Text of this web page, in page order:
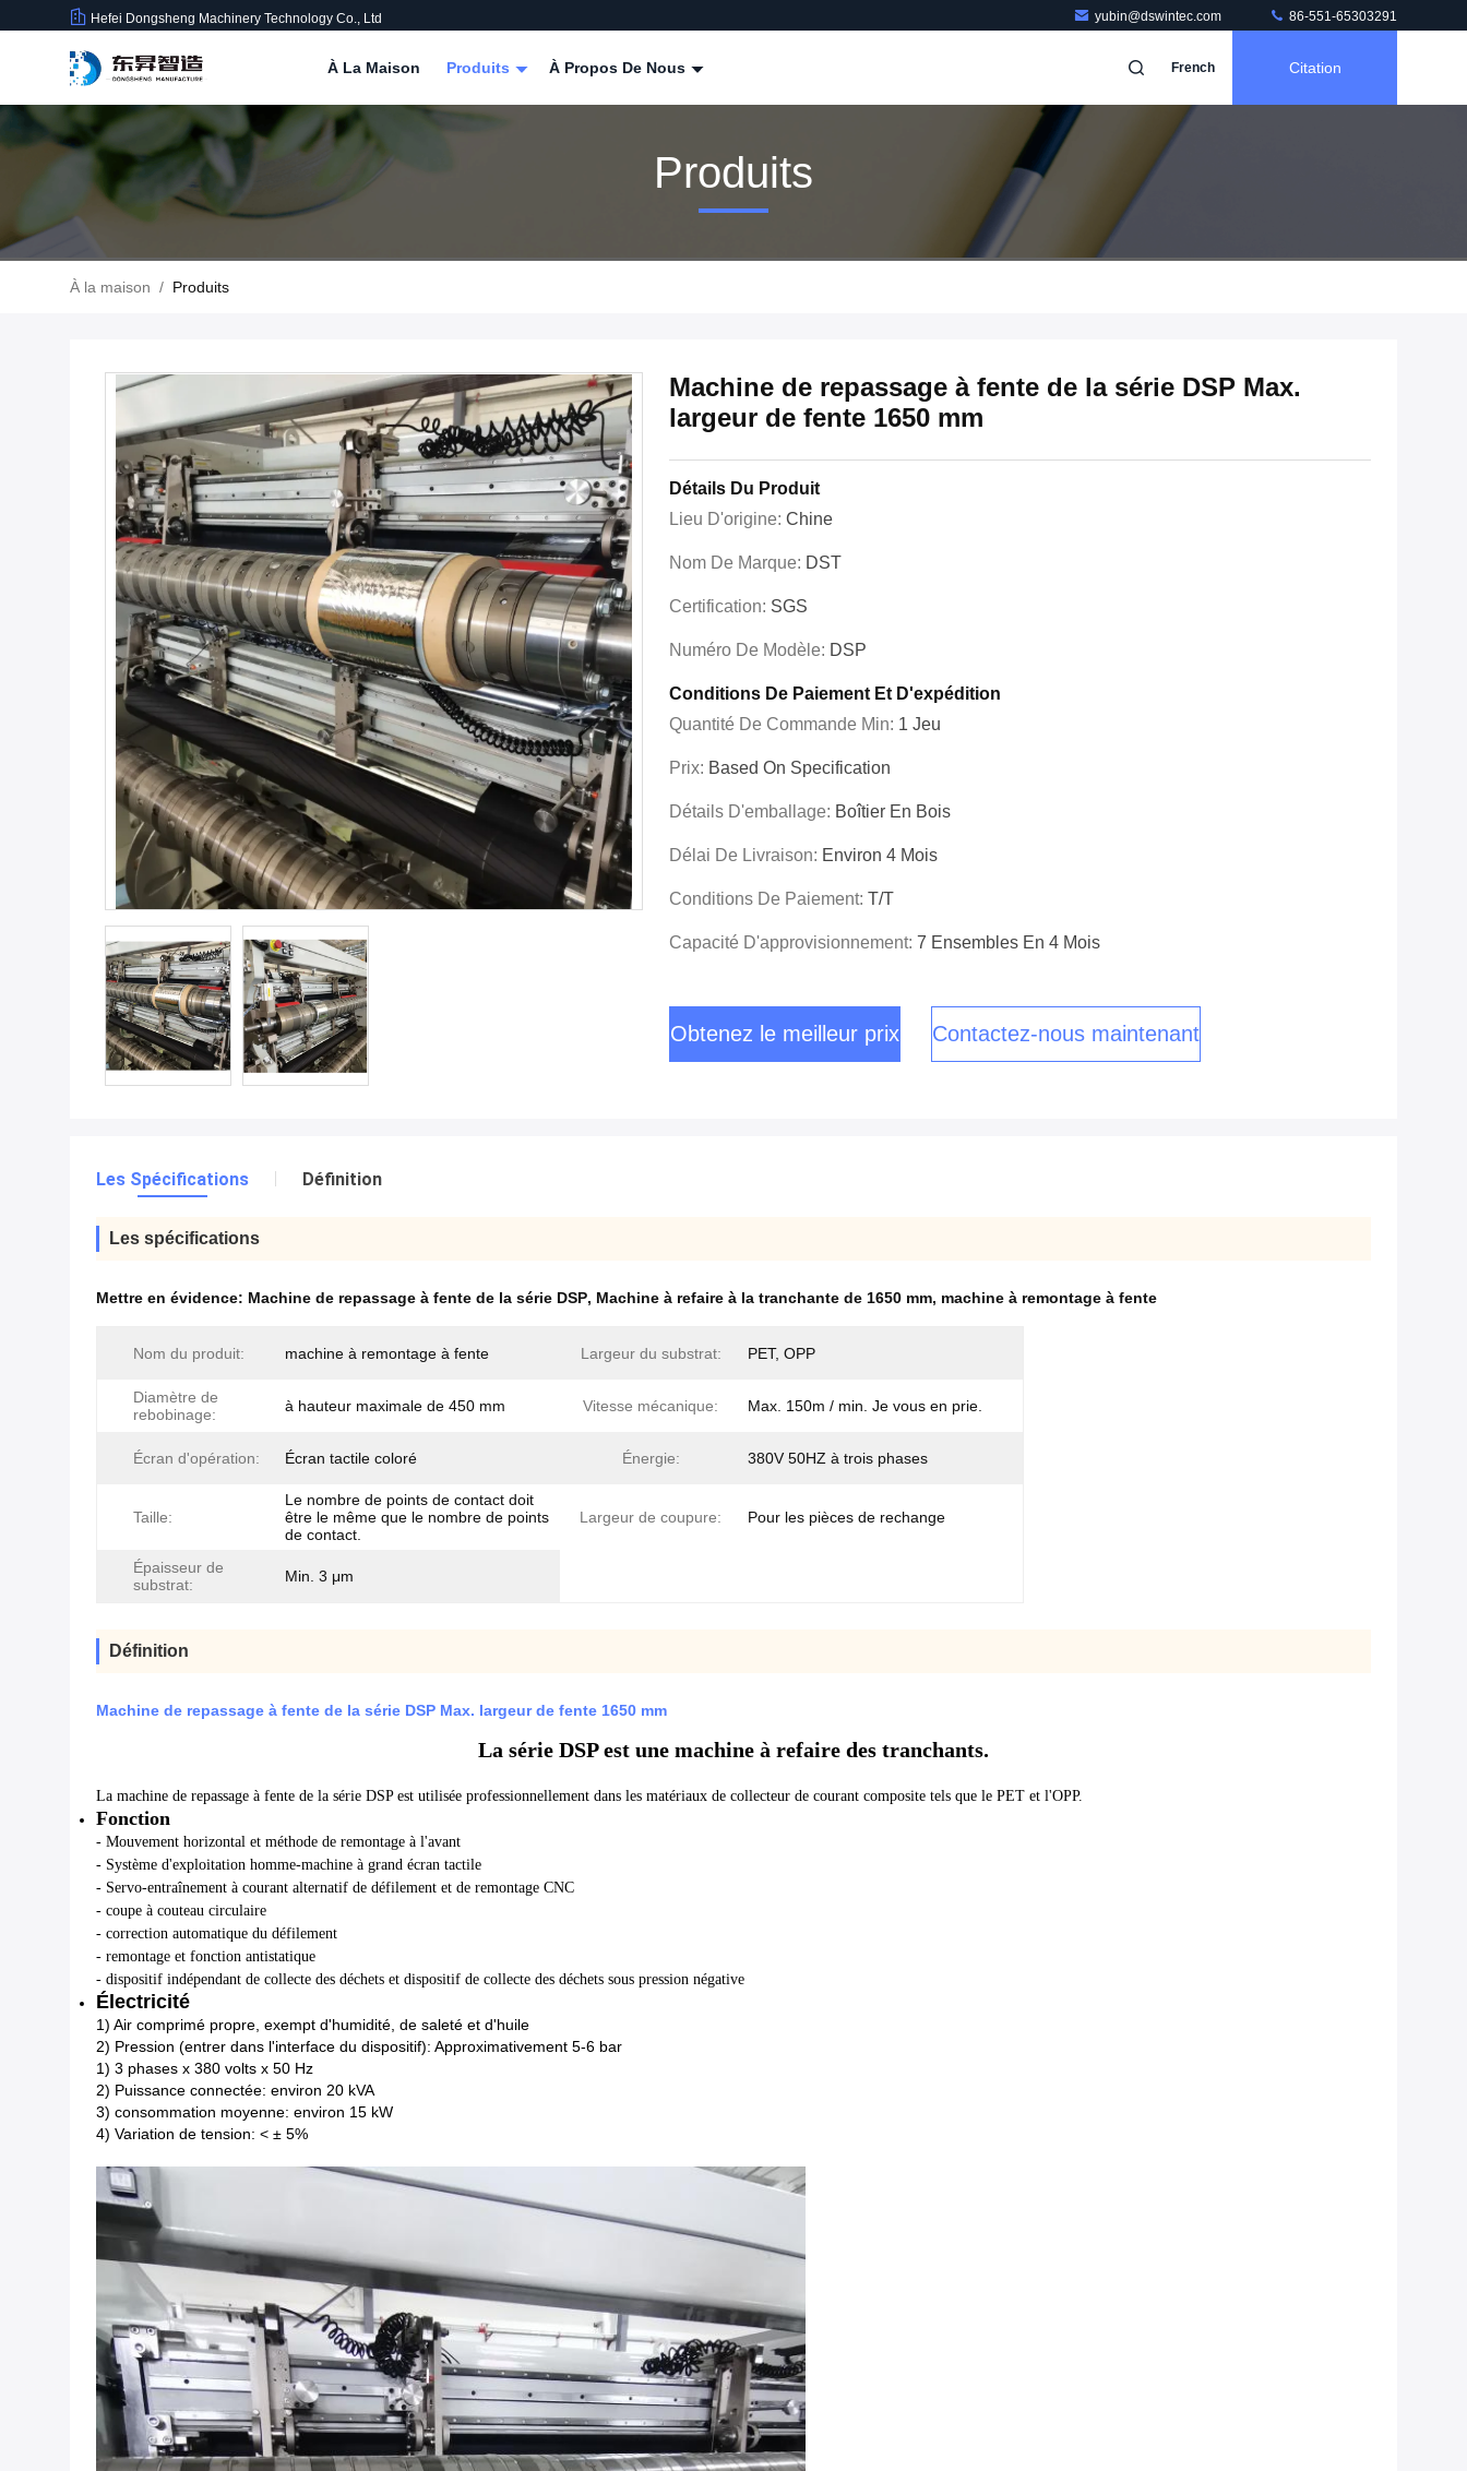
Hefei Dongsheng Machinery Technology Co., Ltd yubin@dswintec.com 86-551-65303291
À La Maison Produits À Propos De Nous French Citation
Produits
À la maison / Produits
Machine de repassage à fente de la série DSP Max.
largeur de fente 1650 mm
Détails Du Produit
Lieu D'origine: Chine
Nom De Marque: DST
Certification: SGS
Numéro De Modèle: DSP
Conditions De Paiement Et D'expédition
Quantité De Commande Min: 1 Jeu
Prix: Based On Specification
Détails D'emballage: Boîtier En Bois
Délai De Livraison: Environ 4 Mois
Conditions De Paiement: T/T
Capacité D'approvisionnement: 7 Ensembles En 4 Mois
Obtenez le meilleur prix Contactez-nous maintenant
Les Spécifications Définition
Les spécifications
Mettre en évidence: Machine de repassage à fente de la série DSP, Machine à refaire à la tranchante de 1650 mm, machine à remontage à fente
Nom du produit: machine à remontage à fente Largeur du substrat: PET, OPP
Diamètre de
rebobinage:
à hauteur maximale de 450 mm Vitesse mécanique: Max. 150m / min. Je vous en prie.
Écran d'opération: Écran tactile coloré Énergie: 380V 50HZ à trois phases
Taille:
Le nombre de points de contact doit
être le même que le nombre de points
de contact.
Largeur de coupure: Pour les pièces de rechange
Épaisseur de
substrat:
Min. 3 μm
Définition
Machine de repassage à fente de la série DSP Max. largeur de fente 1650 mm
La série DSP est une machine à refaire des tranchants.
La machine de repassage à fente de la série DSP est utilisée professionnellement dans les matériaux de collecteur de courant composite tels que le PET et l'OPP.
Fonction
- Mouvement horizontal et méthode de remontage à l'avant
- Système d'exploitation homme-machine à grand écran tactile
- Servo-entraînement à courant alternatif de défilement et de remontage CNC
- coupe à couteau circulaire
- correction automatique du défilement
- remontage et fonction antistatique
- dispositif indépendant de collecte des déchets et dispositif de collecte des déchets sous pression négative
Électricité
1) Air comprimé propre, exempt d'humidité, de saleté et d'huile
2) Pression (entrer dans l'interface du dispositif): Approximativement 5-6 bar
1) 3 phases x 380 volts x 50 Hz
2) Puissance connectée: environ 20 kVA
3) consommation moyenne: environ 15 kW
4) Variation de tension: < ± 5%